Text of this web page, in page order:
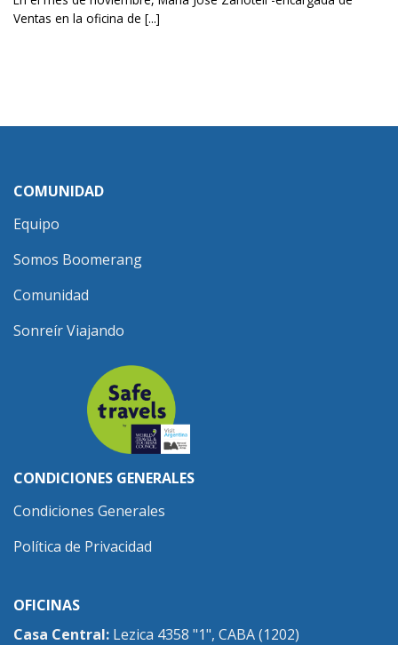
Ventas en la oficina de [...]
COMUNIDAD
Equipo
Somos Boomerang
Comunidad
Sonreír Viajando
CONDICIONES GENERALES
Condiciones Generales
Política de Privacidad
OFICINAS
Casa Central: Lezica 4358 "1", CABA (1202)